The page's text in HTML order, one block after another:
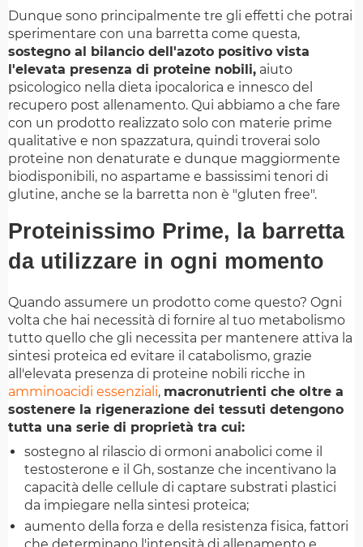
Dunque sono principalmente tre gli effetti che potrai
sperimentare con una barretta come questa,
sostegno al bilancio dell'azoto positivo vista
l'elevata presenza di proteine nobili, aiuto
psicologico nella dieta ipocalorica e innesco del
recupero post allenamento. Qui abbiamo a che fare
con un prodotto realizzato solo con materie prime
qualitative e non spazzatura, quindi troverai solo
proteine non denaturate e dunque maggiormente
biodisponibili, no aspartame e bassissimi tenori di
glutine, anche se la barretta non è "gluten free".
Proteinissimo Prime, la barretta
da utilizzare in ogni momento
Quando assumere un prodotto come questo? Ogni
volta che hai necessità di fornire al tuo metabolismo
tutto quello che gli necessita per mantenere attiva la
sintesi proteica ed evitare il catabolismo, grazie
all'elevata presenza di proteine nobili ricche in
amminoacidi essenziali, macronutrienti che oltre a
sostenere la rigenerazione dei tessuti detengono
tutta una serie di proprietà tra cui:
sostegno al rilascio di ormoni anabolici come il
testosterone e il Gh, sostanze che incentivano la
capacità delle cellule di captare substrati plastici
da impiegare nella sintesi proteica;
aumento della forza e della resistenza fisica, fattori